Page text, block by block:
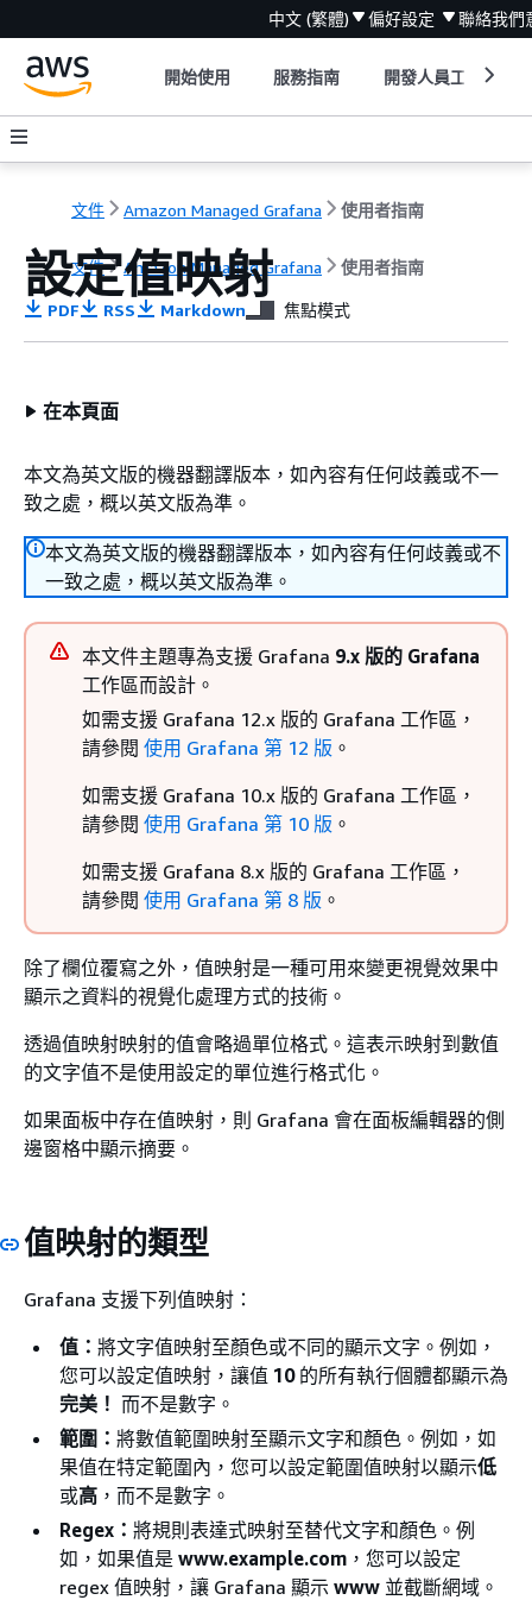
中文 (繁體) 偏好設定 聯絡我們
開始使用 服務指南 開發人員工具
文件 Amazon Managed Grafana 使用者指南
文件 Amazon Managed Grafana 使用者指南
設定值映射
PDF RSS Markdown 焦點模式
在本頁面
本文為英文版的機器翻譯版本，如內容有任何歧義或不一
致之處，概以英文版為準。
本文為英文版的機器翻譯版本，如內容有任何歧義或不
一致之處，概以英文版為準。
本文件主題專為支援 Grafana 9.x 版的 Grafana
工作區而設計。
如需支援 Grafana 12.x 版的 Grafana 工作區，
請參閱 使用 Grafana 第 12 版 。
如需支援 Grafana 10.x 版的 Grafana 工作區，
請參閱 使用 Grafana 第 10 版 。
如需支援 Grafana 8.x 版的 Grafana 工作區，
請參閱 使用 Grafana 第 8 版 。
除了欄位覆寫之外，值映射是一種可用來變更視覺效果中
顯示之資料的視覺化處理方式的技術。
透過值映射映射的值會略過單位格式。這表示映射到數值
的文字值不是使用設定的單位進行格式化。
如果面板中存在值映射，則 Grafana 會在面板編輯器的側
邊窗格中顯示摘要。
值映射的類型
Grafana 支援下列值映射：
值： 將文字值映射至顏色或不同的顯示文字。例如，
您可以設定值映射，讓值 10的所有執行個體都顯示為
完美！ 而不是數字。
範圍： 將數值範圍映射至顯示文字和顏色。例如，如
果值在特定範圍內，您可以設定範圍值映射以顯示低
或高 ，而不是數字。
Regex： 將規則表達式映射至替代文字和顏色。例
如，如果值是 www.example.com ，您可以設定
regex 值映射，讓 Grafana 顯示 www 並截斷網域。